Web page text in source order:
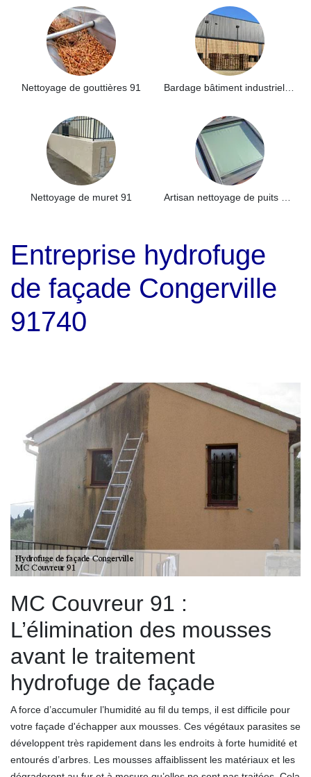
Nettoyage de gouttières 91
Nettoyage de muret 91
Entreprise hydrofuge
de façade Congerville
91740
MC Couvreur 91 :
L’élimination des mousses
avant le traitement
hydrofuge de façade
A force d’accumuler l’humidité au fil du temps, il est difficile pour
votre façade d'échapper aux mousses. Ces végétaux parasites se
développent très rapidement dans les endroits à forte humidité et
entourés d’arbres. Les mousses affaiblissent les matériaux et les